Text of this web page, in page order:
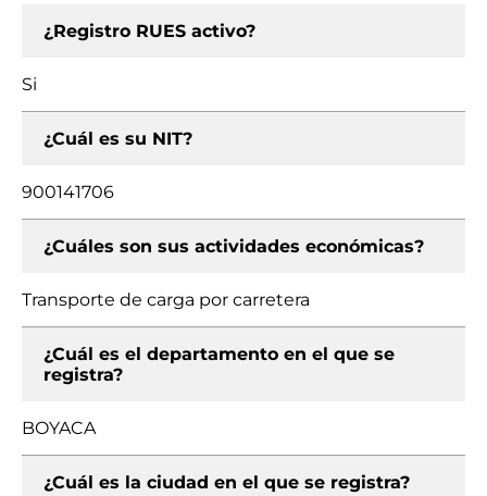
¿Registro RUES activo?
Si
¿Cuál es su NIT?
900141706
¿Cuáles son sus actividades económicas?
Transporte de carga por carretera
¿Cuál es el departamento en el que se
registra?
BOYACA
¿Cuál es la ciudad en el que se registra?